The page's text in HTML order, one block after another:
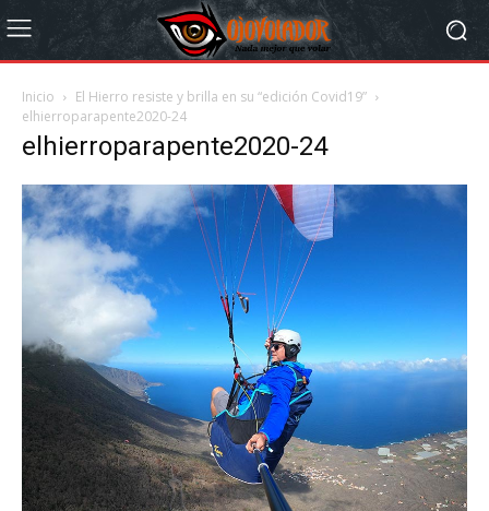
Inicio
El Hierro resiste y brilla en su “edición Covid19”
elhierroparapente2020-24
elhierroparapente2020-24